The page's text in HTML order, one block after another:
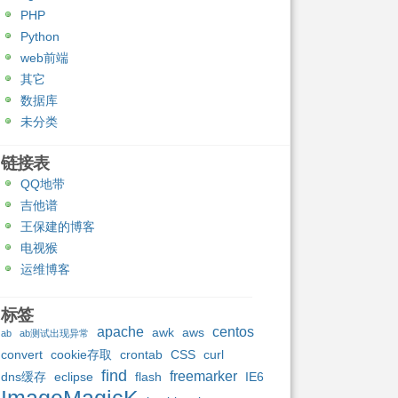
PHP
Python
web前端
其它
数据库
未分类
链接表
QQ地带
吉他谱
王保建的博客
电视猴
运维博客
标签
ab ab测试出现异常 apache awk aws centos
convert cookie存取 crontab CSS curl
dns缓存 eclipse find flash freemarker IE6